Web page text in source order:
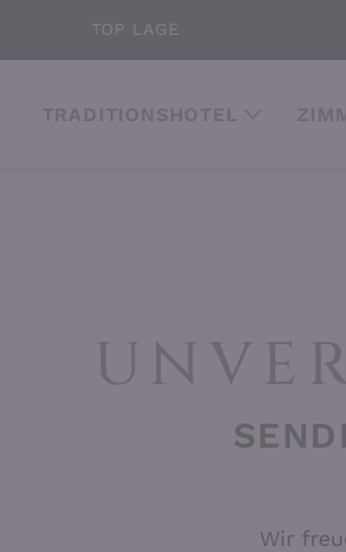
TOP LAGE
TRADITIONSHOTEL
Wir